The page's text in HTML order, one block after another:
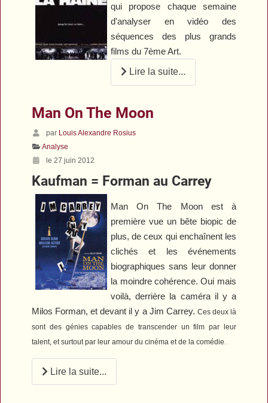
qui propose chaque semaine
d'analyser en vidéo des
séquences des plus grands
films du 7ème Art.
Lire la suite...
Man On The Moon
par Louis Alexandre Rosius
Analyse
le 27 juin 2012
Kaufman = Forman au Carrey
Man On The Moonest à
première vue un bête biopic de
plus, de ceux qui enchaînent les
clichés et les événements
biographiques sans leur donner
la moindre cohérence. Oui mais
voilà, derrière la caméra il y a
Milos Forman, et devant il y a Jim Carrey. Ces deux là
sont des génies capables de transcender un film par leur
talent, et surtout par leur amour du cinéma et de la comédie.
Lire la suite...